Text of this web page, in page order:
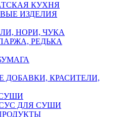
КУХНЯ
ИЗДЕЛИЯ
НОРИ, ЧУКА
РЕДЬКА
ДОБАВКИ, КРАСИТЕЛИ,
ДЛЯ СУШИ